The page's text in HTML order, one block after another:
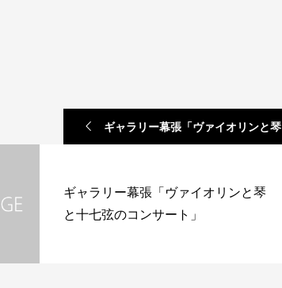
ギャラリー幕張「ヴァイオリンと琴
ギャラリー幕張「ヴァイオリンと琴
と十七弦のコンサート」